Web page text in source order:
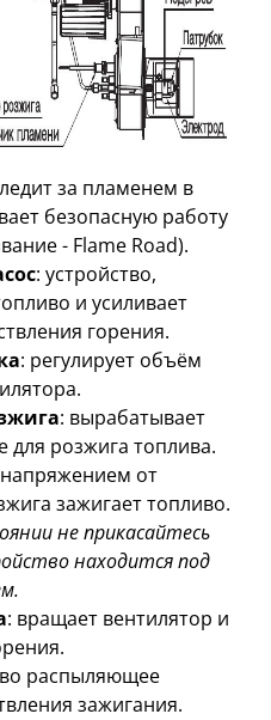
за пламенем в
безопасную работу
- Flame Road).
: устройство,
и усиливает
горения.
: регулирует объём
: вырабатывает
для розжига топлива.
от
зажигает топливо.
не прикасайтесь
находится под
: вращает вентилятор и
распыляющее
зажигания.